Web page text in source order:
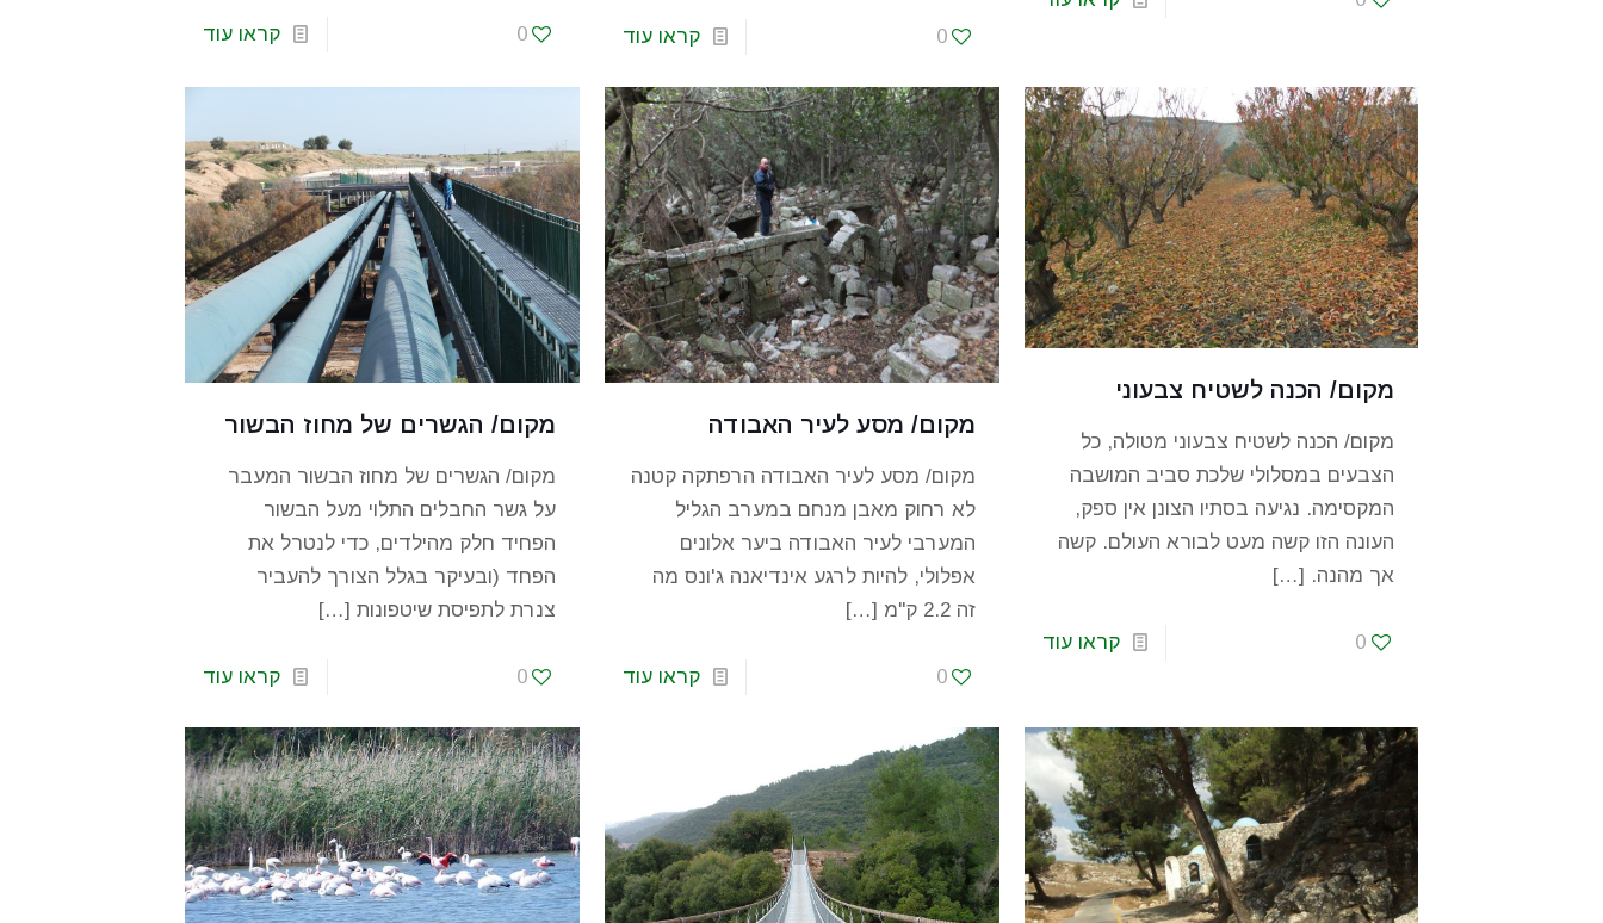
0 קראו עוד 0 קראו עוד
מקום/ הכנה לשטיח צבעוני
מקום/ הכנה לשטיח צבעוני מטולה, כל
הצבעים במסלולי שלכת סביב המושבה
המקסימה. נגיעה בסתיו הצונן אין ספק,
העונה הזו קשה מעט לבורא העולם. קשה
אך מהנה. […]
0 קראו עוד
מקום/ מסע לעיר האבודה
מקום/ מסע לעיר האבודה הרפתקה קטנה
לא רחוק מאבן מנחם במערב הגליל
המערבי לעיר האבודה ביער אלונים
אפלולי, להיות לרגע אינדיאנה ג'ונס מה
זה 2.2 ק"מ
[…]
0 קראו עוד
מקום/ הגשרים של מחוז הבשור
מקום/ הגשרים של מחוז הבשור המעבר
על גשר החבלים התלוי מעל הבשור
הפחיד חלק מהילדים, כדי לנטרל את
הפחד (ובעיקר בגלל הצורך להעביר
צנרת לתפיסת שיטפונות […]
0 קראו עוד